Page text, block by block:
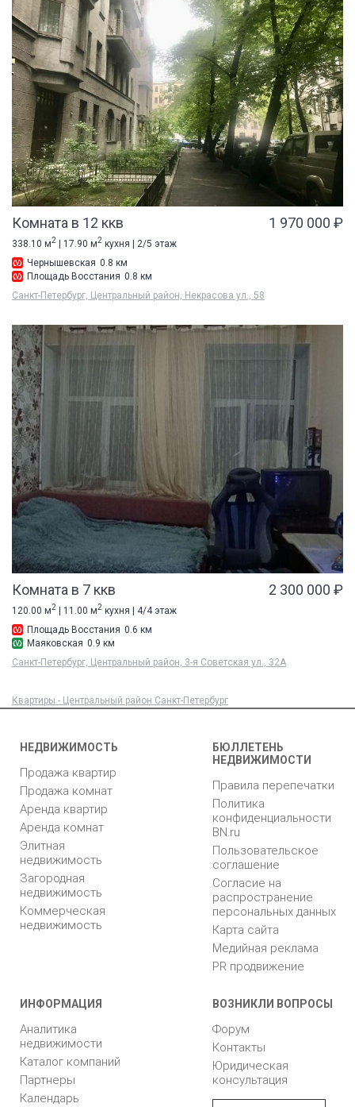
Комната в 12 ккв 1 970 000 ₽
338.10 м2 | 17.90 м2 кухня | 2/5 этаж
Чернышевская 0.8 км
Площадь Восстания 0.8 км
Санкт-Петербург, Центральный район, Некрасова ул., 58
Комната в 7 ккв 2 300 000 ₽
120.00 м2 | 11.00 м2 кухня | 4/4 этаж
Площадь Восстания 0.6 км
Маяковская 0.9 км
Санкт-Петербург, Центральный район, 3-я Советская ул., 32А
Квартиры - Центральный район Санкт-Петербург
НЕДВИЖИМОСТЬ
Продажа квартир
Продажа комнат
Аренда квартир
Аренда комнат
Элитная
недвижимость
Загородная
недвижимость
Коммерческая
недвижимость
БЮЛЛЕТЕНЬ
НЕДВИЖИМОСТИ
Правила перепечатки
Политика
конфиденциальности
BN.ru
Пользовательское
соглашение
Согласие на
распространение
персональных данных
Карта сайта
Медийная реклама
PR продвижение
ИНФОРМАЦИЯ
Аналитика
недвижимости
Каталог компаний
Партнеры
Календарь
ВОЗНИКЛИ ВОПРОСЫ
Форум
Контакты
Юридическая
консультация